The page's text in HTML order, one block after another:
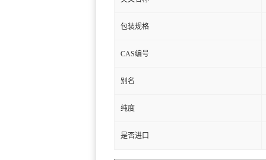
包装规格
CAS编号
别名
纯度
是否进口